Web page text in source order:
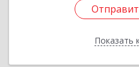
Показать